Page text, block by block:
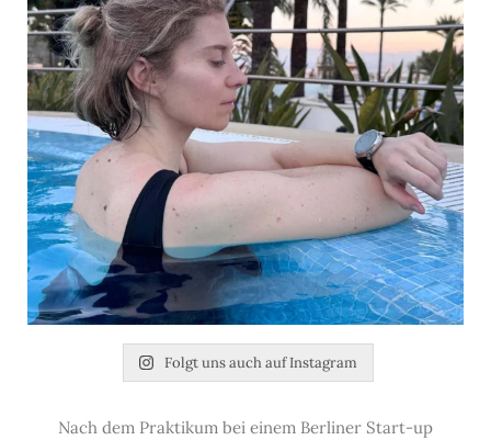
Folgt uns auch auf Instagram
Nach dem Praktikum bei einem Berliner Start-up